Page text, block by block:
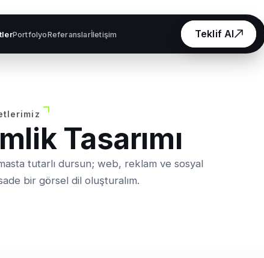
PortfolyoReferanslarİletişim Teklif Al
Tasarımı
tutarlı dursun; web, reklam ve sosyal
bir görsel dil oluşturalım.